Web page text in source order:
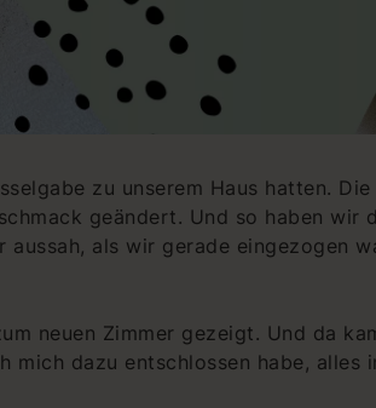
zu unserem Haus hatten.
geändert. Und so haben wir
aussah, als wir gerade eingezogen
neuen Zimmer gezeigt. Und da
mich dazu entschlossen habe, alles